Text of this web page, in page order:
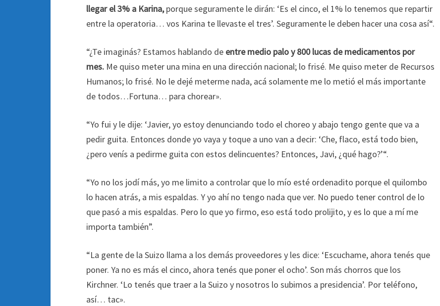
llegar el 3% a Karina,porque seguramente le dirán: ‘Es el cinco, el 1% lo tenemos que repartir
entre la operatoria… vos Karina te llevaste el tres’. Seguramente le deben hacer una cosa así“.
“¿Te imaginás? Estamos hablando de entre medio palo y 800 lucas de medicamentos por
mes. Me quiso meter una mina en una dirección nacional; lo frisé. Me quiso meter de Recursos
Humanos; lo frisé. No le dejé meterme nada, acá solamente me lo metió el más importante
de todos…Fortuna… para chorear».
“Yo fui y le dije: ‘Javier, yo estoy denunciando todo el choreo y abajo tengo gente que va a
pedir guita. Entonces donde yo vaya y toque a uno van a decir: ‘Che, flaco, está todo bien,
¿pero venís a pedirme guita con estos delincuentes? Entonces, Javi, ¿qué hago?’“.
“Yo no los jodí más, yo me limito a controlar que lo mío esté ordenadito porque el quilombo
lo hacen atrás, a mis espaldas. Y yo ahí no tengo nada que ver. No puedo tener control de lo
que pasó a mis espaldas. Pero lo que yo firmo, eso está todo prolijito, y es lo que a mí me
importa también”.
“La gente de la Suizo llama a los demás proveedores y les dice: ‘Escuchame, ahora tenés que
poner. Ya no es más el cinco, ahora tenés que poner el ocho’. Son más chorros que los
Kirchner. ‘Lo tenés que traer a la Suizo y nosotros lo subimos a presidencia’. Por teléfono,
así… tac».